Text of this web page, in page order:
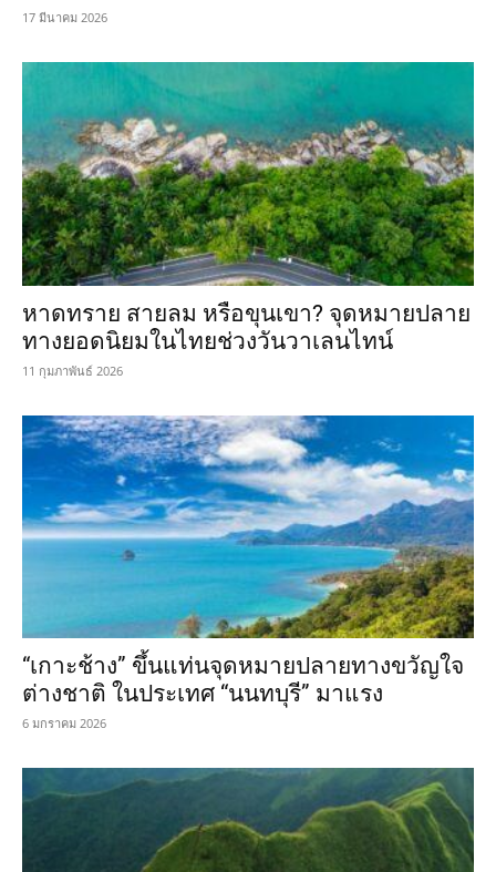
17 มีนาคม 2026
หาดทราย สายลม หรือขุนเขา? จุดหมายปลาย
ทางยอดนิยมในไทยช่วงวันวาเลนไทน์
11 กุมภาพันธ์ 2026
“เกาะช้าง” ขึ้นแท่นจุดหมายปลายทางขวัญใจ
ต่างชาติ ในประเทศ “นนทบุรี” มาแรง
6 มกราคม 2026